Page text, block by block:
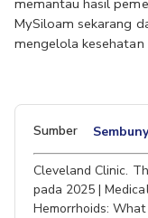
memantau hasil
MySiloam sekarang
mengelola kesehatan
Sumber
Cleveland Clinic.
pada 2025 |
Hemorrhoids: